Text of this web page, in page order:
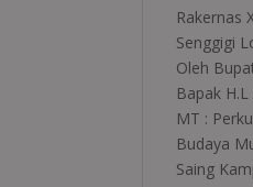
Rakernas
Senggigi
Oleh
Bapak
MT :
Budaya
Saing